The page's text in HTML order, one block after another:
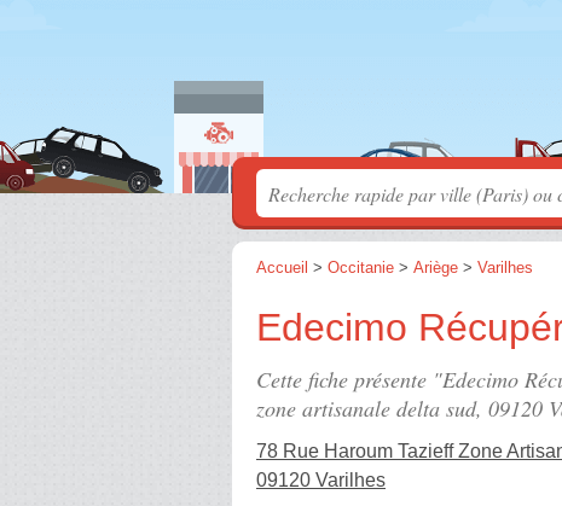
Accueil > Occitanie > Ariège > Varilhes
Edecimo
Cette fiche présente "Edecimo
zone artisanale delta sud, 09120
78 Rue Haroum Tazieff Zone
09120 Varilhes